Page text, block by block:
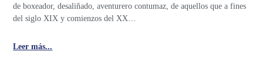
de boxeador, desaliñado, aventurero contumaz, de aquellos que a fines
del siglo XIX y comienzos del XX…
Leer más...